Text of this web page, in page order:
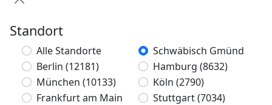
Standort
Alle Standorte
Schwäbisch Gmünd
Berlin (12181) Hamburg (8632)
München (10133) Köln (2790)
Frankfurt am Main
Stuttgart(7034)